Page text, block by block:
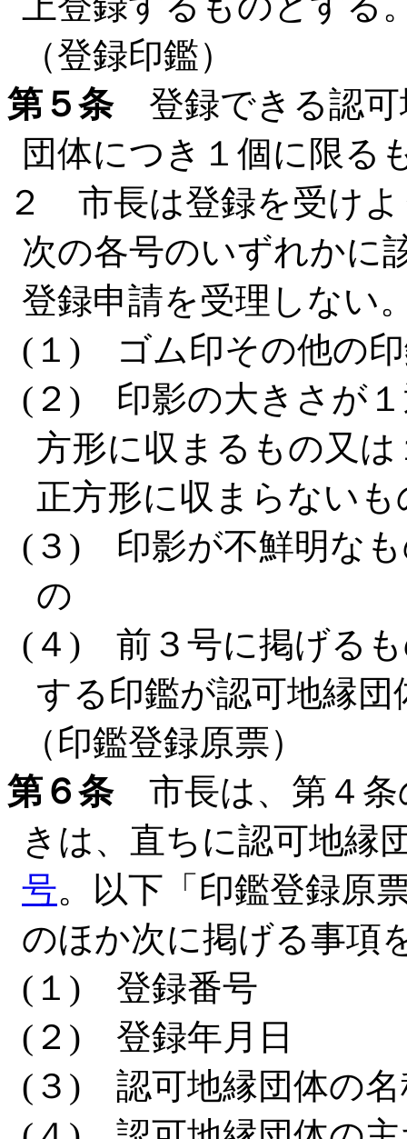
（登録印鑑）
第５条登録できる認可
団体につき１個に限る
２ 市長は登録を受け
次の各号のいずれかに
登録申請を受理しない
(１) ゴム印その他の
(２) 印影の大きさが１
方形に収まるもの又
正方形に収まらないも
(３) 印影が不鮮明なも
の
(４) 前３号に掲げるも
する印鑑が認可地縁
（印鑑登録原票）
第６条市長は、第４条
きは、直ちに認可地縁
号。以下「印鑑登録原
のほか次に掲げる事項
(１) 登録番号
(２) 登録年月日
(３) 認可地縁団体の名